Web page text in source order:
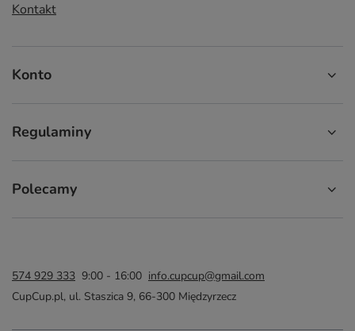
Kontakt
Konto
Regulaminy
Polecamy
574 929 333 9:00 - 16:00 info.cupcup@gmail.com
CupCup.pl, ul. Staszica 9, 66-300 Międzyrzecz